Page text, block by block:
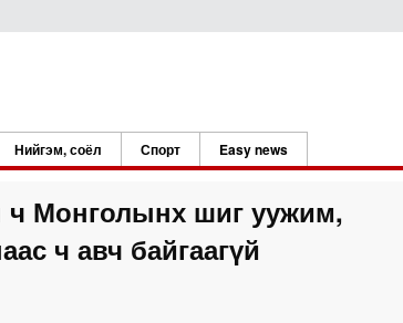
Нийгэм, соёл Спорт Easy news
ч Монголынх шиг уужим,
ч авч байгаагүй